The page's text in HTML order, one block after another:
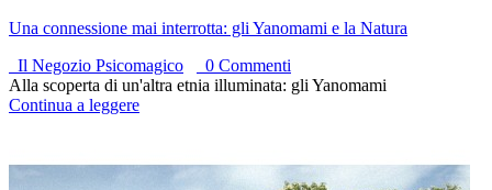
Una connessione mai interrotta: gli Yanomami e la Natura
Il Negozio Psicomagico
0 Commenti
Alla scoperta di un'altra etnia illuminata: gli Yanomami
Continua a leggere